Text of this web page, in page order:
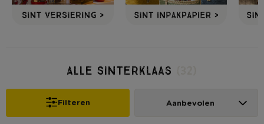
Alle Sinterklaas
Filteren Aanbevolen